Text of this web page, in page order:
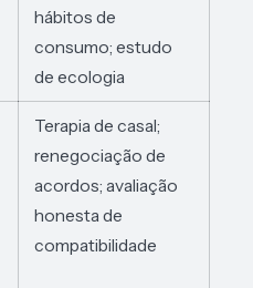
hábitos de
consumo; estudo
de ecologia
Terapia de casal;
renegociação de
acordos; avaliação
honesta de
compatibilidade